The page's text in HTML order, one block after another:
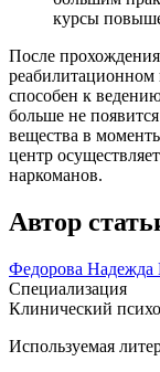
курсы
После
реабилитационном
способен к
больше не
вещества в
центр
наркоманов.
Автор
Федорова Надежда
Специализация
Клинический
Используемая